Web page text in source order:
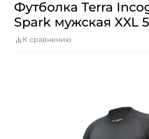
Футболка Terra
Spark мужская XXL
К сравнению